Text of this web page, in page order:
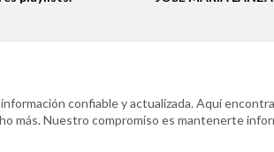
confiable y actualizada. Aquí
más. Nuestro compromiso es mantenerte